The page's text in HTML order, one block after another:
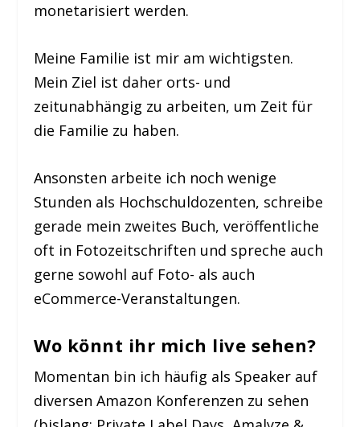
monetarisiert werden.
Meine Familie ist mir am wichtigsten.
Mein Ziel ist daher orts- und
zeitunabhängig zu arbeiten, um Zeit für
die Familie zu haben.
Ansonsten arbeite ich noch wenige
Stunden als Hochschuldozenten, schreibe
gerade mein zweites Buch, veröffentliche
oft in Fotozeitschriften und spreche auch
gerne sowohl auf Foto- als auch
eCommerce-Veranstaltungen.
Wo könnt ihr mich live sehen?
Momentan bin ich häufig als Speaker auf
diversen Amazon Konferenzen zu sehen